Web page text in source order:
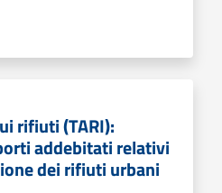
rifiuti (TARI):
addebitati relativi
dei rifiuti urbani